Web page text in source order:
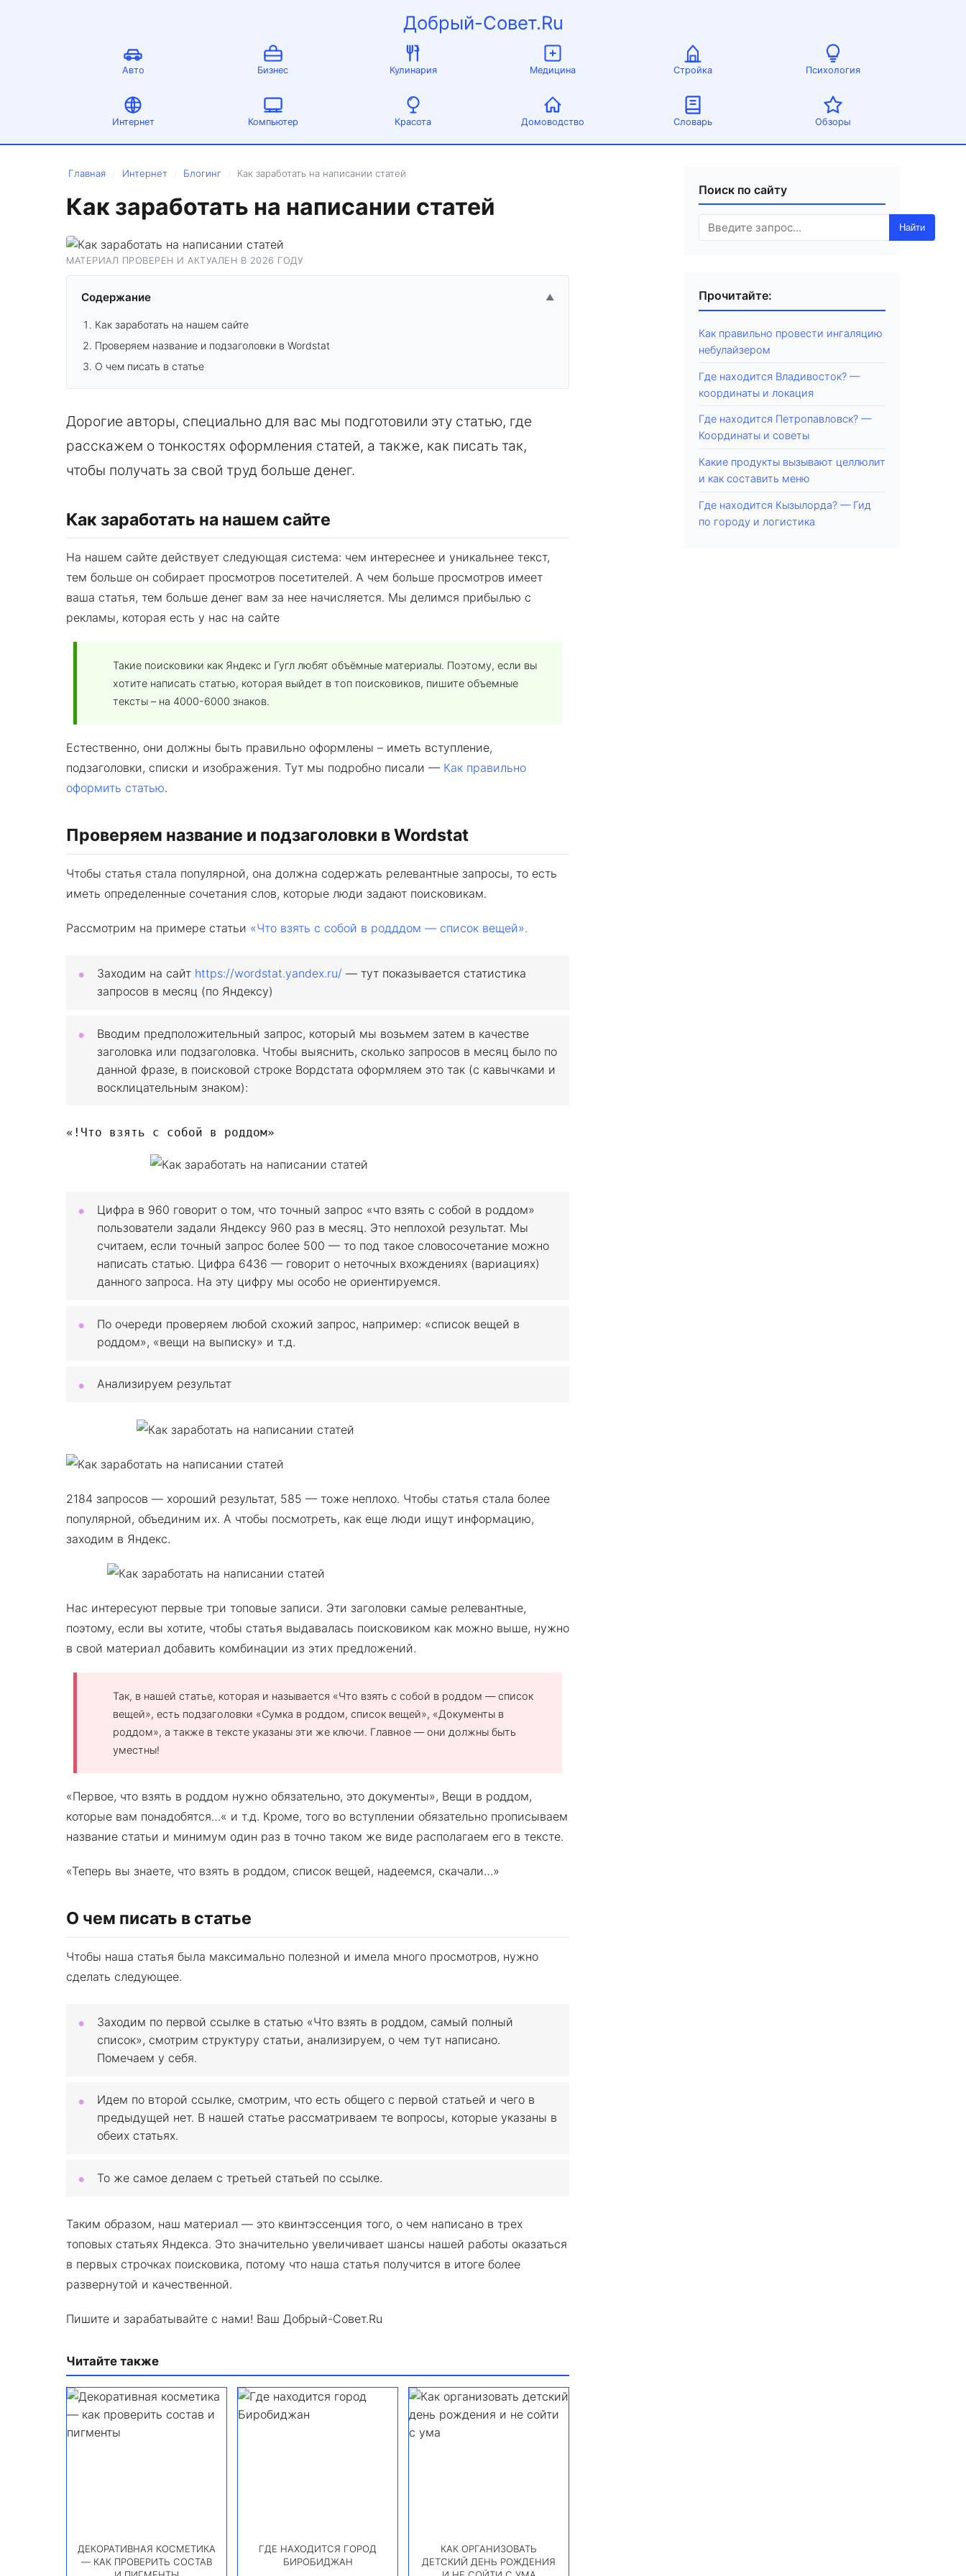
Добрый-Совет.Ru
Авто Бизнес Кулинария Медицина Стройка Психология
Интернет Компьютер Красота Домоводство Словарь Обзоры
Главная Интернет Блогинг Как заработать на написании статей
Как заработать на написании статей
МАТЕРИАЛ ПРОВЕРЕН И АКТУАЛЕН В 2026 ГОДУ
Содержание ▲
Как заработать на нашем сайте
Проверяем название и подзаголовки в Wordstat
О чем писать в статье
Дорогие авторы, специально для вас мы подготовили эту статью, где
расскажем о тонкостях оформления статей, а также, как писать так,
чтобы получать за свой труд больше денег.
Как заработать на нашем сайте
На нашем сайте действует следующая система: чем интереснее и уникальнее текст,
тем больше он собирает просмотров посетителей. А чем больше просмотров имеет
ваша статья, тем больше денег вам за нее начисляется. Мы делимся прибылью с
рекламы, которая есть у нас на сайте
Такие поисковики как Яндекс и Гугл любят объёмные материалы. Поэтому, если вы
хотите написать статью, которая выйдет в топ поисковиков, пишите объемные
тексты – на 4000-6000 знаков.
Естественно, они должны быть правильно оформлены – иметь вступление,
подзаголовки, списки и изображения. Тут мы подробно писали — Как правильно
оформить статью.
Проверяем название и подзаголовки в Wordstat
Чтобы статья стала популярной, она должна содержать релевантные запросы, то есть
иметь определенные сочетания слов, которые люди задают поисковикам.
Рассмотрим на примере статьи «Что взять с собой в родддом — список вещей».
Заходим на сайт https://wordstat.yandex.ru/ — тут показывается статистика
запросов в месяц (по Яндексу)
Вводим предположительный запрос, который мы возьмем затем в качестве
заголовка или подзаголовка. Чтобы выяснить, сколько запросов в месяц было по
данной фразе, в поисковой строке Вордстата оформляем это так (с кавычками и
восклицательным знаком):
«!Что взять с собой в роддом»
Цифра в 960 говорит о том, что точный запрос «что взять с собой в роддом»
пользователи задали Яндексу 960 раз в месяц. Это неплохой результат. Мы
считаем, если точный запрос более 500 — то под такое словосочетание можно
написать статью. Цифра 6436 — говорит о неточных вхождениях (вариациях)
данного запроса. На эту цифру мы особо не ориентируемся.
По очереди проверяем любой схожий запрос, например: «список вещей в
роддом», «вещи на выписку» и т.д.
Анализируем результат
2184 запросов — хороший результат, 585 — тоже неплохо. Чтобы статья стала более
популярной, объединим их. А чтобы посмотреть, как еще люди ищут информацию,
заходим в Яндекс.
Нас интересуют первые три топовые записи. Эти заголовки самые релевантные,
поэтому, если вы хотите, чтобы статья выдавалась поисковиком как можно выше, нужно
в свой материал добавить комбинации из этих предложений.
Так, в нашей статье, которая и называется «Что взять с собой в роддом — список
вещей», есть подзаголовки «Сумка в роддом, список вещей», «Документы в
роддом», а также в тексте указаны эти же ключи. Главное — они должны быть
уместны!
«Первое, что взять в роддом нужно обязательно, это документы», Вещи в роддом,
которые вам понадобятся…« и т.д. Кроме, того во вступлении обязательно прописываем
название статьи и минимум один раз в точно таком же виде располагаем его в тексте.
«Теперь вы знаете, что взять в роддом, список вещей, надеемся, скачали…»
О чем писать в статье
Чтобы наша статья была максимально полезной и имела много просмотров, нужно
сделать следующее.
Заходим по первой ссылке в статью «Что взять в роддом, самый полный
список», смотрим структуру статьи, анализируем, о чем тут написано.
Помечаем у себя.
Идем по второй ссылке, смотрим, что есть общего с первой статьей и чего в
предыдущей нет. В нашей статье рассматриваем те вопросы, которые указаны в
обеих статьях.
То же самое делаем с третьей статьей по ссылке.
Таким образом, наш материал — это квинтэссенция того, о чем написано в трех
топовых статьях Яндекса. Это значительно увеличивает шансы нашей работы оказаться
в первых строчках поисковика, потому что наша статья получится в итоге более
развернутой и качественной.
Пишите и зарабатывайте с нами! Ваш Добрый-Совет.Ru
Читайте также
ДЕКОРАТИВНАЯ КОСМЕТИКА
— КАК ПРОВЕРИТЬ СОСТАВ
ГДЕ НАХОДИТСЯ ГОРОД
БИРОБИДЖАН
КАК ОРГАНИЗОВАТЬ
ДЕТСКИЙ ДЕНЬ РОЖДЕНИЯ
Поиск по сайту
Найти
Прочитайте:
Как правильно провести ингаляцию
небулайзером
Где находится Владивосток? —
координаты и локация
Где находится Петропавловск? —
Координаты и советы
Какие продукты вызывают целлюлит
и как составить меню
Где находится Кызылорда? — Гид
по городу и логистика